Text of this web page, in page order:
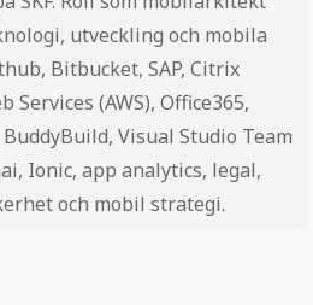
utveckling och mobila
Bitbucket, SAP, Citrix
Services (AWS), Office365,
Visual Studio Team
Ionic, app analytics, legal,
och mobil strategi.